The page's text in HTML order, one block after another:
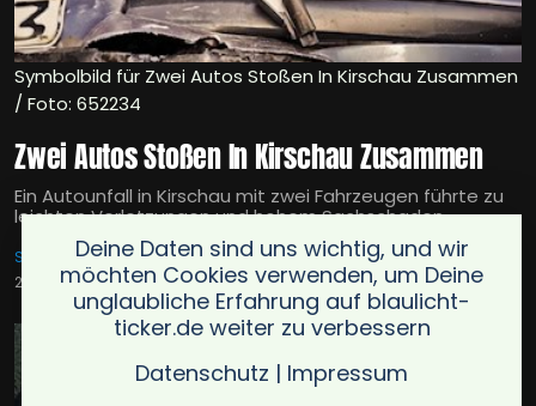
Symbolbild für Zwei Autos Stoßen In Kirschau Zusammen
/ Foto: 652234
Zwei Autos Stoßen In Kirschau Zusammen
Ein Autounfall in Kirschau mit zwei Fahrzeugen führte zu
leichten Verletzungen und hohem Sachschaden.
SCHIRGISWALDE-KIRSCHAU, OT KIRSCHAU, BAUTZENER STRASSE
21.02.2025
Deine Daten sind uns wichtig, und wir
möchten Cookies verwenden, um Deine
unglaubliche Erfahrung auf blaulicht-
ticker.de weiter zu verbessern
Datenschutz | Impressum